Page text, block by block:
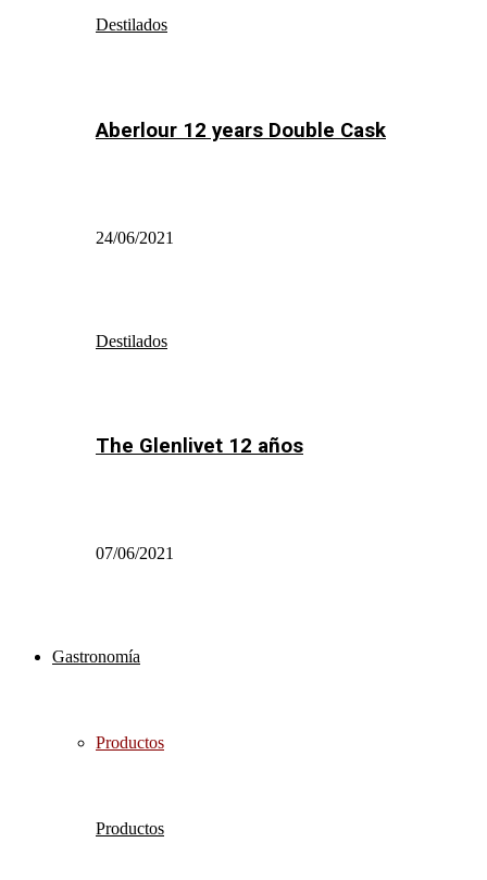
Destilados
Aberlour 12 years Double Cask
24/06/2021
Destilados
The Glenlivet 12 años
07/06/2021
Gastronomía
Productos
Productos